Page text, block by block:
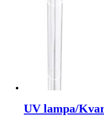
UV lampa/